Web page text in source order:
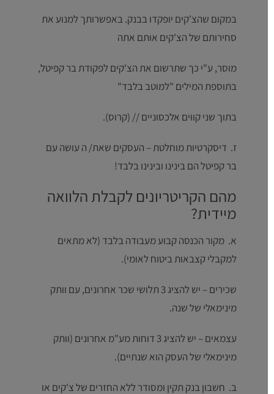
במקום שהצ'קים יופקדו בבנק. באפשרותך למנוע את
סחירותם של הצ'קים אותם אתה
מוסר, ע"י כך שתרשום את הצ'קים לפקודת בר קפיטל,
בתוספת המילים "למוטב בלבד"
בתוך שני קווים אלכסוניים // (קרוס).
ז. דיסקרטיות מוחלטת – העסקים שאת/ ה עושה עם
בר קפיטל הם בינינו ובינינו בלבד!
מהם הקריטריונים לקבלת הלוואה
מיידית?
א. מקור הכנסה קבוע מעבודה בלבד (לא מתאים
למקבלי קצבאות ביטוח לאומי).
שכירים – יש להציג 3 תלושי שכר אחרונים, עם וותק
מינימאלי של שנה.
עצמאים – יש להציג 3 דוחות מע"מ אחרונים (וותק
מינימאלי של העסק הוא שנתיים).
ב. חשבון בנק תקין ומסודר ללא החזרים של צ'קים או